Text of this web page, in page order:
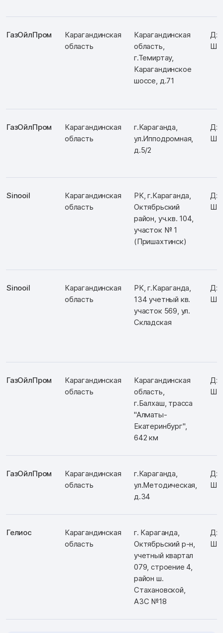
ГазОйлПром
Карагандинская
область
Карагандинская
область,
г.Темиртау,
Карагандинское
шоссе, д.71
Д:
Ш:
ГазОйлПром
Карагандинская
область
г.Караганда,
ул.Ипподромная,
д.5/2
Д:
Ш:
Sinooil
Карагандинская
область
РК, г.Караганда,
Октябрьский
район, уч.кв. 104,
участок № 1
(Пришахтинск)
Д:
Ш:
Sinooil
Карагандинская
область
РК, г.Караганда,
134 учетный кв.
участок 569, ул.
Складская
Д:
Ш:
ГазОйлПром
Карагандинская
область
Карагандинская
область,
г.Балхаш, трасса
"Алматы-
Екатеринбург",
642 км
Д:
Ш:
ГазОйлПром
Карагандинская
область
г.Караганда,
ул.Методическая,
д.34
Д:
Ш:
Гелиос
Карагандинская
область
г. Караганда,
Октябрьский р-н,
учетный квартал
079, строение 4,
район ш.
Стахановской,
АЗС №18
Д:
Ш: